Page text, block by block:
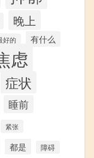
晚上
好的 有什么
虑
症状
睡前
紧张
都是
障碍